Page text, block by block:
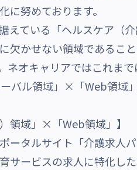
に努めております。
えている「ヘルスケア（
欠かせない領域であるこ
ネオキャリアではこれま
バル領域」×「Web領域
領域」×「Web領域」】
ータルサイト「介護求人
サービスの求人に特化し